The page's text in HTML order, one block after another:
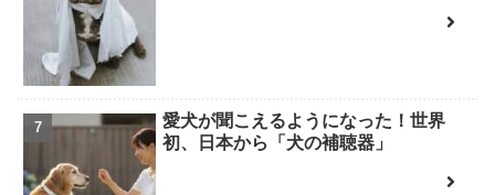
愛犬が聞こえるようになった！世界
初、日本から「犬の補聴器」